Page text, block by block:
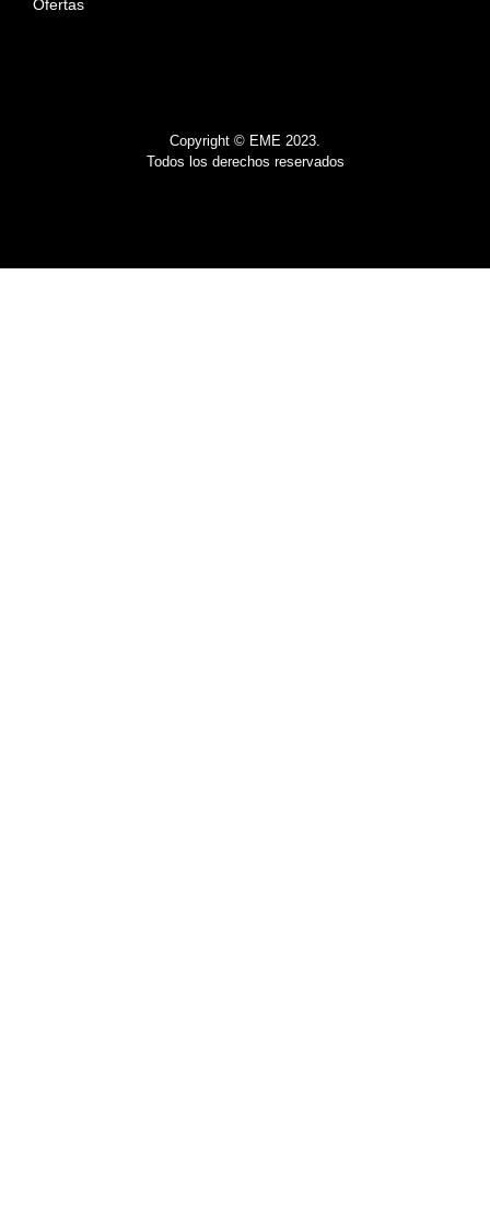
Copyright © EME 2023.
Todos los derechos reservados
Ofertas